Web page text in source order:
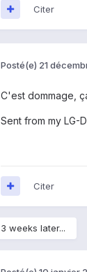
Citer
Posté(e) 21
C'est dommage,
Sent from my LG-
Citer
3 weeks later...